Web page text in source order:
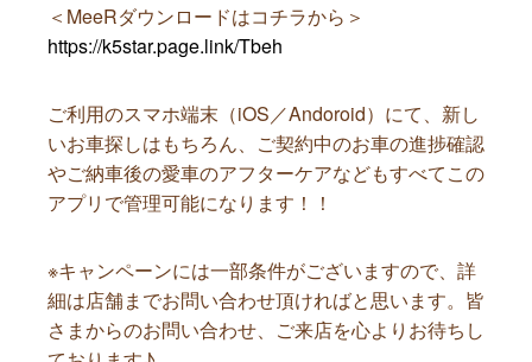
＜MeeRダウンロードはコチラから＞
https://k5star.page.link/Tbeh
ご利用のスマホ端末（iOS／Andoroid）にて、新し
いお車探しはもちろん、ご契約中のお車の進捗確認
やご納車後の愛車のアフターケアなどもすべてこの
アプリで管理可能になります！！
※キャンペーンには一部条件がございますので、詳
細は店舗までお問い合わせ頂ければと思います。皆
さまからのお問い合わせ、ご来店を心よりお待ちし